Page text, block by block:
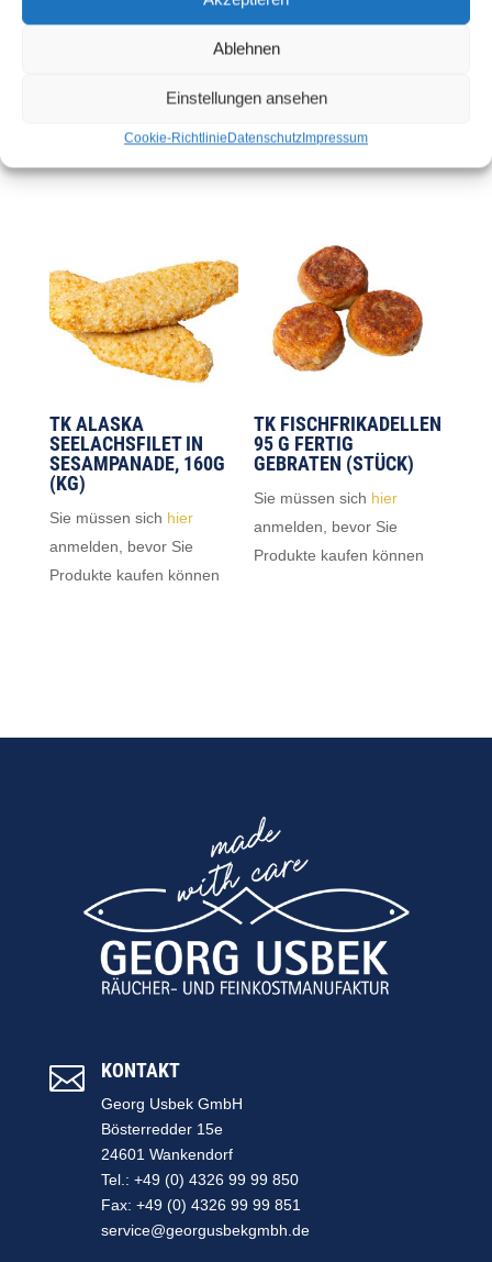
Ablehnen
Einstellungen ansehen
Cookie-RichtlinieDatenschutzImpressum
PORTIONEN 75G (KG)
anmelden, bevor Sie
SEELACHSFILET IN
CORNFLAKESPANADE
Sie müssen sich
TK ALASKA
SEELACHSFILET IN
SESAMPANADE, 160G
(KG)
Sie müssen sich hier
anmelden, bevor Sie
Produkte kaufen können
TK FISCHFRIKADELLEN
95 G FERTIG
GEBRATEN (STÜCK)
Sie müssen sich hier
anmelden, bevor Sie
Produkte kaufen können
 KONTAKT
Georg Usbek GmbH
Bösterredder 15e
24601 Wankendorf
Tel.: +49 (0) 4326 99 99 850
Fax: +49 (0) 4326 99 99 851
service@georgusbekgmbh.de